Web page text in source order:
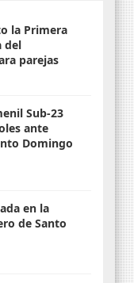
la Primera
del
parejas
Sub-23
ante
Domingo
en la
de Santo